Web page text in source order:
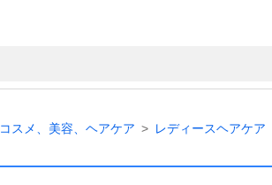
コスメ、美容、ヘアケア レディースヘアケア